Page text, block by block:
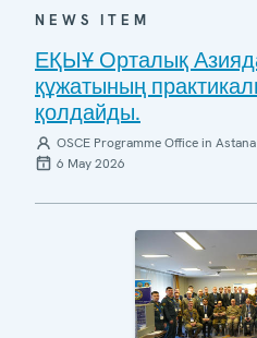
NEWS ITEM
ЕҚЫҰ Орталық
құжатының
қолдайды.
OSCE Programme Office in Astana
6 May 2026